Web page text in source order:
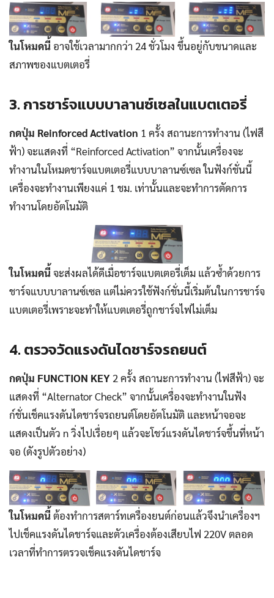
ในโหมดนี้ อาจใช้เวลามากกว่า 24 ชั่วโมง ขึ้นอยู่กับขนาดและ
สภาพของแบตเตอรี่
3. การชาร์จแบบบาลานซ์เซลในแบตเตอรี่
กดปุ่ม Reinforced Activation 1 ครั้ง สถานะการทำงาน (ไฟสี
ฟ้า) จะแสดงที่ “Reinforced Activation” จากนั้นเครื่องจะ
ทำงานในโหมดชาร์จแบตเตอรี่แบบบาลานซ์เซล ในฟังก์ชั่นนี้
เครื่องจะทำงานเพียงแค่ 1 ชม. เท่านั้นและจะทำการตัดการ
ทำงานโดยอัตโนมัติ
ในโหมดนี้จะส่งผลได้ดีเมื่อชาร์จแบตเตอรี่เต็ม แล้วซ้ำด้วยการ
ชาร์จแบบบาลานซ์เซล แต่ไม่ควรใช้ฟังก์ชั่นนี้เริ่มต้นในการชาร์จ
แบตเตอรี่เพราะจะทำให้แบตเตอรี่ถูกชาร์จไฟไม่เต็ม
4. ตรวจวัดแรงดันไดชาร์จรถยนต์
กดปุ่ม FUNCTION KEY 2 ครั้ง สถานะการทำงาน (ไฟสีฟ้า) จะ
แสดงที่ “Alternator Check” จากนั้นเครื่องจะทำงานในฟัง
ก์ชั่นเช็คแรงดันไดชาร์จรถยนต์โดยอัตโนมัติ และหน้าจอจะ
แสดงเป็นตัว n วิ่งไปเรื่อยๆ แล้วจะโชว์แรงดันไดชาร์จขึ้นที่หน้า
จอ (ดังรูปตัวอย่าง)
ในโหมดนี้ต้องทำการสตาร์ทเครื่องยนต์ก่อนแล้วจึงนำเครื่องฯ
ไปเช็คแรงดันไดชาร์จและตัวเครื่องต้องเสียบไฟ 220V ตลอด
เวลาที่ทำการตรวจเช็คแรงดันไดชาร์จ